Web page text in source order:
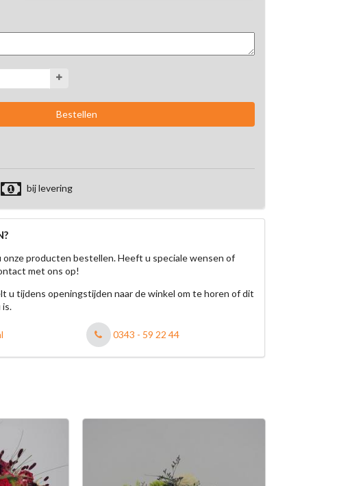
bij levering
onze producten bestellen. Heeft u speciale wensen of
met ons op!
u tijdens openingstijden naar de winkel om te horen of dit
is.
0343 - 59 22 44